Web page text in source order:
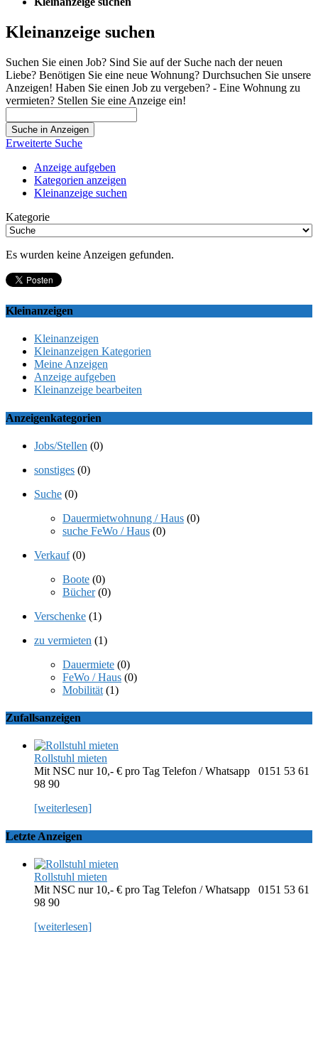
Kleinanzeige suchen
Suchen Sie einen Job? Sind Sie auf der Suche nach der neuen
Liebe? Benötigen Sie eine neue Wohnung? Durchsuchen Sie unsere
Anzeigen! Haben Sie einen Job zu vergeben? - Eine Wohnung zu
vermieten? Stellen Sie eine Anzeige ein!
nach:
Erweiterte Suche
Anzeige aufgeben
Kategorien anzeigen
Kleinanzeige suchen
Kategorie
Es wurden keine Anzeigen gefunden.
Kleinanzeigen
Kleinanzeigen
Kleinanzeigen Kategorien
Meine Anzeigen
Anzeige aufgeben
Kleinanzeige bearbeiten
Anzeigenkategorien
Jobs/Stellen (0)
sonstiges (0)
Suche (0)
Dauermietwohnung / Haus (0)
suche FeWo / Haus (0)
Verkauf(0)
Boote (0)
Bücher(0)
Verschenke (1)
zu vermieten (1)
Dauermiete (0)
FeWo / Haus (0)
Mobilität (1)
Zufallsanzeigen
Rollstuhl mieten
Mit NSC nur 10,- € pro Tag Telefon / Whatsapp 0151 53 61
98 90
[weiterlesen]
Letzte Anzeigen
Rollstuhl mieten
Mit NSC nur 10,- € pro Tag Telefon / Whatsapp 0151 53 61
98 90
[weiterlesen]